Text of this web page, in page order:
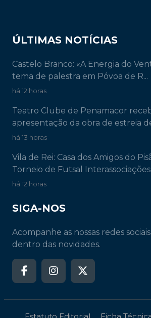
ÚLTIMAS NOTÍCIAS
Castelo Branco: «A Energia do
tema de palestra em Póvoa de R...
há 12 horas
Teatro Clube de Penamacor
apresentação da obra de estreia
há 13 horas
Vila de Rei: Casa dos Amigos do
Torneio de Futsal Interassociações
há 12 horas
SIGA-NOS
Acompanhe as nossas redes
dentro das novidades.
Estatuto Editorial Ficha